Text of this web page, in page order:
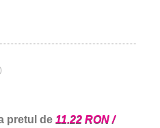
pretul de 11.22 RON /